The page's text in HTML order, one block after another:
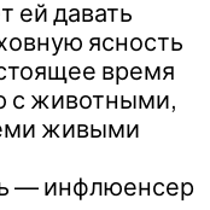
ей давать
ясность
время
с животными,
живыми
— инфлюенсер